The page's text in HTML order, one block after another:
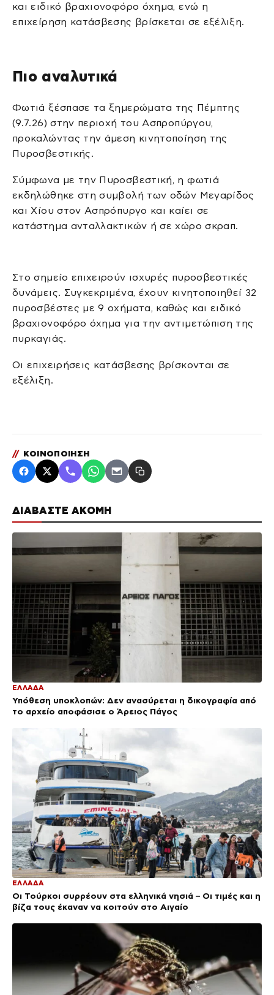
ΔΙΑΒΑΣΤΕ ΑΚΟΜΗ
ΕΛΛΑΔΑ
Υπόθεση υποκλοπών: Δεν ανασύρεται η δικογραφία από
το αρχείο αποφάσισε ο Άρειος Πάγος
ΕΛΛΑΔΑ
Οι Τούρκοι συρρέουν στα ελληνικά νησιά – Οι τιμές και η
βίζα τους έκαναν να κοιτούν στο Αιγαίο
και ειδικό βραχιονοφόρο όχημα, ενώ η
επιχείρηση κατάσβεσης βρίσκεται σε εξέλιξη.
Πιο αναλυτικά
Φωτιά ξέσπασε τα ξημερώματα της Πέμπτης
(9.7.26) στην περιοχή του Ασπροπύργου,
προκαλώντας την άμεση κινητοποίηση της
Πυροσβεστικής.
Σύμφωνα με την Πυροσβεστική, η φωτιά
εκδηλώθηκε στη συμβολή των οδών Μεγαρίδος
και Χίου στον Ασπρόπυργο και καίει σε
κατάστημα ανταλλακτικών ή σε χώρο σκραπ.
Στο σημείο επιχειρούν ισχυρές πυροσβεστικές
δυνάμεις. Συγκεκριμένα, έχουν κινητοποιηθεί 32
πυροσβέστες με 9 οχήματα, καθώς και ειδικό
βραχιονοφόρο όχημα για την αντιμετώπιση της
πυρκαγιάς.
Οι επιχειρήσεις κατάσβεσης βρίσκονται σε
εξέλιξη.
// ΚΟΙΝΟΠΟΙΗΣΗ